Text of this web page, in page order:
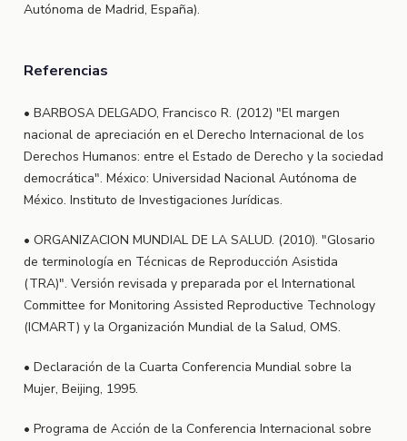
Autónoma de Madrid, España).
Referencias
• BARBOSA DELGADO, Francisco R. (2012) "El margen
nacional de apreciación en el Derecho Internacional de los
Derechos Humanos: entre el Estado de Derecho y la sociedad
democrática". México: Universidad Nacional Autónoma de
México. Instituto de Investigaciones Jurídicas.
• ORGANIZACION MUNDIAL DE LA SALUD. (2010). "Glosario
de terminología en Técnicas de Reproducción Asistida
(TRA)". Versión revisada y preparada por el International
Committee for Monitoring Assisted Reproductive Technology
(ICMART) y la Organización Mundial de la Salud, OMS.
• Declaración de la Cuarta Conferencia Mundial sobre la
Mujer, Beijing, 1995.
• Programa de Acción de la Conferencia Internacional sobre